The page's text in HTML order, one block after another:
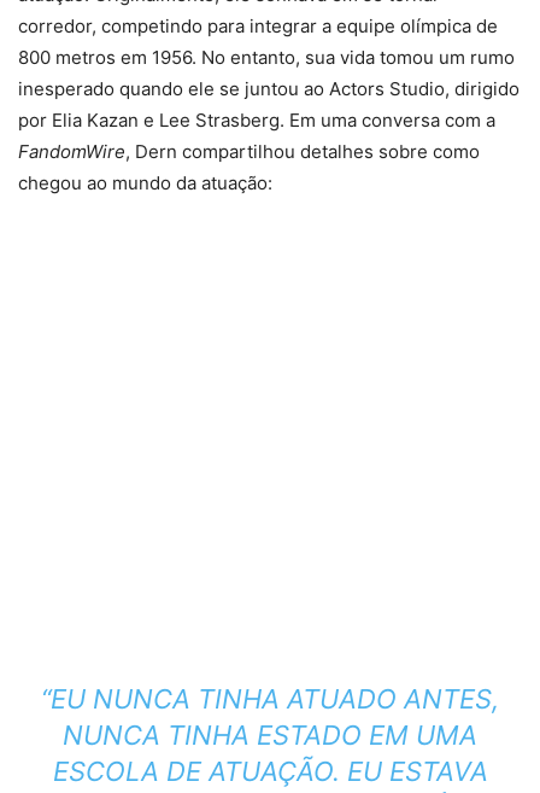
corredor, competindo para integrar a equipe olímpica de
800 metros em 1956. No entanto, sua vida tomou um rumo
inesperado quando ele se juntou ao Actors Studio, dirigido
por Elia Kazan e Lee Strasberg. Em uma conversa com a
FandomWire, Dern compartilhou detalhes sobre como
chegou ao mundo da atuação:
“EU NUNCA TINHA ATUADO ANTES,
NUNCA TINHA ESTADO EM UMA
ESCOLA DE ATUAÇÃO. EU ESTAVA